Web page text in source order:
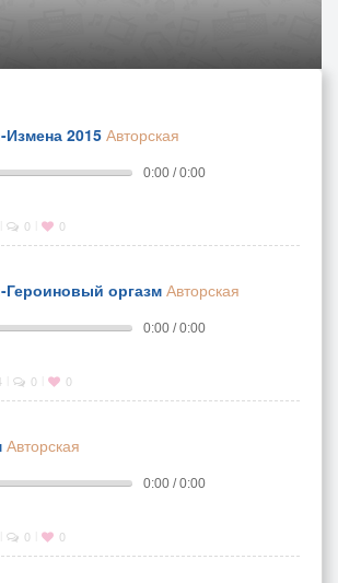
2015 Авторская
0:00 / 0:00
0 0
Героиновый оргазм Авторская
0:00 / 0:00
0 0
Авторская
0:00 / 0:00
0 0